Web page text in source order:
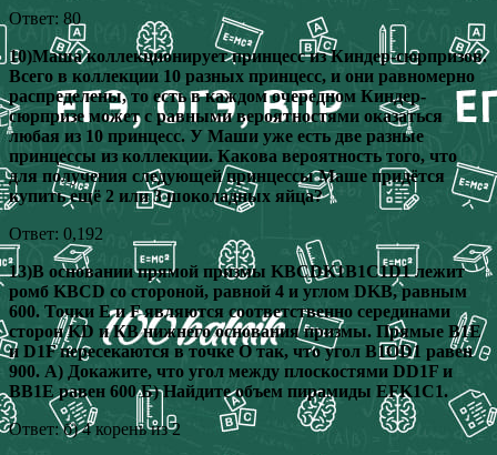
Ответ: 80
10)Маша коллекционирует принцесс из Киндер‐сюрпризов.
Всего в коллекции 10 разных принцесс, и они равномерно
распределены, то есть в каждом очередном Киндер‐
сюрпризе может с равными вероятностями оказаться
любая из 10 принцесс. У Маши уже есть две разные
принцессы из коллекции. Какова вероятность того, что
для получения следующей принцессы Маше придётся
купить ещё 2 или 3 шоколадных яйца?
Ответ: 0,192
13)В основании прямой призмы KBCDK1B1C1D1 лежит
ромб KBCD со стороной, равной 4 и углом DKB, равным
600. Точки Е и F являются соответственно серединами
сторон KD и КВ нижнего основания призмы. Прямые В1Е
и D1F пересекаются в точке О так, что угол B1OD1 равен
900. А) Докажите, что угол между плоскостями DD1F и
BB1E равен 600 Б) Найдите объем пирамиды EFK1C1.
Ответ: б) 4 корень из 2